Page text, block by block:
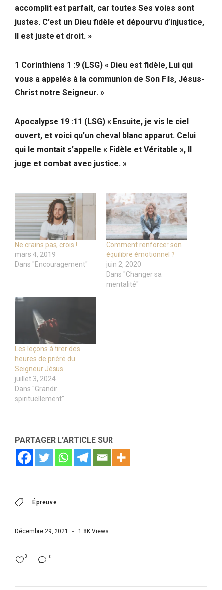
accomplit est parfait, car toutes Ses voies sont
justes. C’est un Dieu fidèle et dépourvu d’injustice,
Il est juste et droit. »
1 Corinthiens 1 :9 (LSG) « Dieu est fidèle, Lui qui
vous a appelés à la communion de Son Fils, Jésus-
Christ notre Seigneur. »
Apocalypse 19 :11 (LSG) « Ensuite, je vis le ciel
ouvert, et voici qu’un cheval blanc apparut. Celui
qui le montait s’appelle « Fidèle et Véritable », Il
juge et combat avec justice. »
Ne crains pas, crois !
mars 4, 2019
Dans "Encouragement"
Comment renforcer son
équilibre émotionnel ?
juin 2, 2020
Dans "Changer sa
mentalité"
Les leçons à tirer des
heures de prière du
Seigneur Jésus
juillet 3, 2024
Dans "Grandir
spirituellement"
PARTAGER L'ARTICLE SUR
Épreuve
Décembre 29, 2021 1.8K Views
0
3